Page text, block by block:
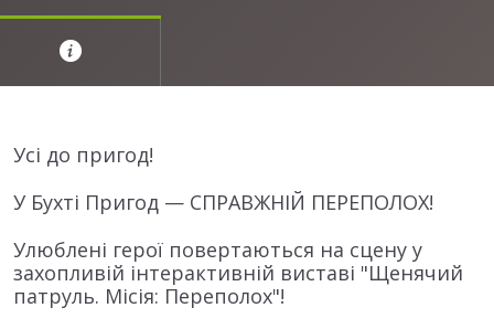
Усі до пригод!
У Бухті Пригод — СПРАВЖНІЙ ПЕРЕПОЛОХ!
Улюблені герої повертаються на сцену у
захопливій інтерактивній виставі "Щенячий
патруль. Місія: Переполох"!